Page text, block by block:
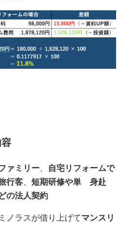
ァミリー、
自宅リフォームで
行客、 短期研修や単 身赴
の法人契約
ラスが借り上げてマンスリ